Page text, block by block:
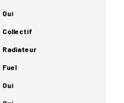
Oui
Collectif
Radiateur
Fuel
Oui